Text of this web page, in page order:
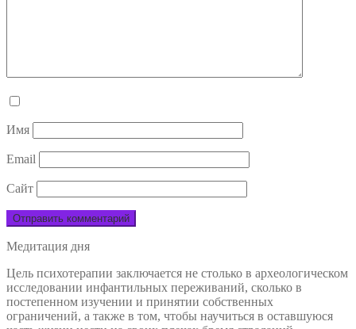
Имя
Email
Сайт
Медитация дня
Цель психотерапии заключается не столько в археологическом
исследовании инфантильных переживаний, сколько в
постепенном изучении и принятии собственных
ограничений, а также в том, чтобы научиться в оставшуюся